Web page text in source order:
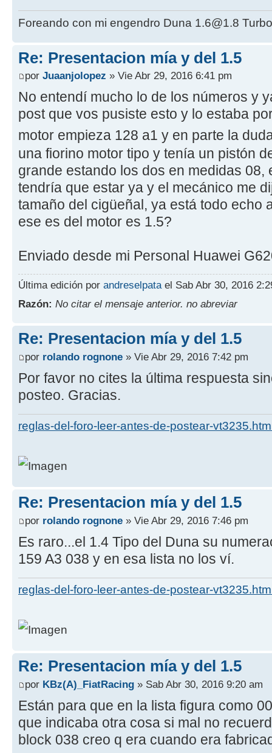
Foreando con mi engendro Duna 1.6@1.8
Re: Presentacion mía y del 1.5
por Juaanjolopez » Vie Abr 29, 2016 6:41 pm
No entendí mucho lo de los números y
post que vos pusiste esto y lo estaba
motor empieza 128 a1 y en parte la
una fiorino motor tipo y tenía un pistón
grande estando los dos en medidas 08,
tendría que estar ya y el mecánico me
tamaño del cigüeñal, ya está todo echo
ese es del motor es 1.5?
Enviado desde mi Personal Huawei
Última edición por andreselpatael Sab Abr 30, 2016
Razón: No citar el mensaje anterior. no abreviar
Re: Presentacion mía y del 1.5
por rolando rognone » Vie Abr 29, 2016 7:42 pm
Por favor no cites la última respuesta
posteo. Gracias.
reglas-del-foro-leer-antes-de-postear-
Re: Presentacion mía y del 1.5
por rolando rognone » Vie Abr 29, 2016 7:46 pm
Es raro...el 1.4 Tipo del Duna su
159 A3 038 y en esa lista no los ví.
reglas-del-foro-leer-antes-de-postear-
Re: Presentacion mía y del 1.5
por KBz(A)_FiatRacing » Sab Abr 30, 2016 9:20 am
Están para que en la lista figura como
que indicaba otra cosa si mal no
block 038 creo q era cuando era